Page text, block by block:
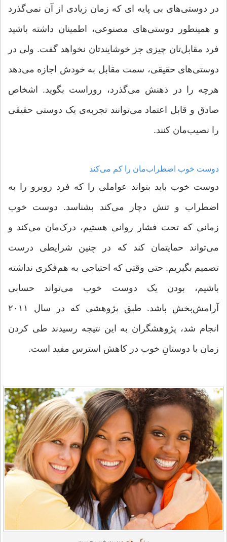
در دوستی‌های بی‌ پایه ای که زمان زیادی از آن نمی‌گذرد
و همینطور دوستی‌های مصنوعی، اطمینان داشته باشید
فرد مقابل‌تان چیزی جز خوشایندتان نخواهد گفت. ولی در
دوستی‌های حقیقی، سمت مقابل به خودش اجازه می‌دهد
هرچه را در ذهنش می‌گذرد، روراست بگوید. اشخاص
صادق و قابل اعتماد می‌توانند تجربه‌ی یک دوستی حقیقی
را نصیب‌مان کنند.
دوست خوب اضطراب‌مان را کم می‌کند
دوست خوب باید بتواند عواملی را که فرد روبرو را به
اضطراب و تنش دچار می‌کند بشناسد. دوست خوب
زمانی که تحت فشار روانی هستیم، درک‌مان می‌کند و
می‌تواند حمایتمان کند که در چنین شرایطی درست
تصمیم بگیریم. حتی وقتی که احتیاجی به هم‌فکری نداشته
باشیم، بودن یک دوست خوب می‌تواند حسابی
آرامش‌بخش باشد. طبق پژوهشی که در سال ۲۰۱۱
انجام شد، پژوهشگران به این نتیجه رسیدند طی کردن
زمان با دوستانِ خوب در کاهش استرس مفید است.